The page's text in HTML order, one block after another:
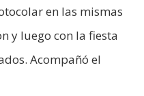
en las mismas
y luego con la fiesta
Acompañó el